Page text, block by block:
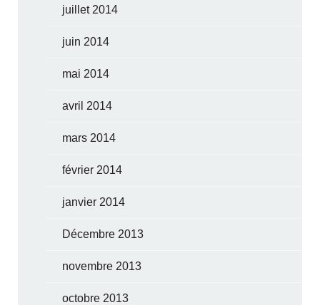
juillet 2014
juin 2014
mai 2014
avril 2014
mars 2014
février 2014
janvier 2014
Décembre 2013
novembre 2013
octobre 2013